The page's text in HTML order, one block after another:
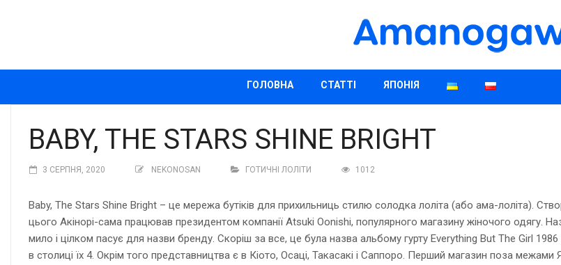
ГОЛОВНА СТАТТІ ЯПОНІЯ
BABY, THE STARS SHINE BRIGHT
3 СЕРПНЯ, 2020 NEKONOSAN ГОТИЧНІ ЛОЛІТИ 1012
Baby, The Stars Shine Bright – це мережа бутіків для прихильниць стилю солодка лоліта (або ама-лоліта).
цього Акінорі-сама працював президентом компанії Atsuki Oonishi, популярного магазину жіночого одягу.
мило і цілком пасує для назви бренду. Скоріш за все, це була назва альбому гурту Everything But The Girl
в столиці їх 4. Окрім того представництва є в Кіото, Осаці, Такасакі і Саппоро. Перший магазин поза